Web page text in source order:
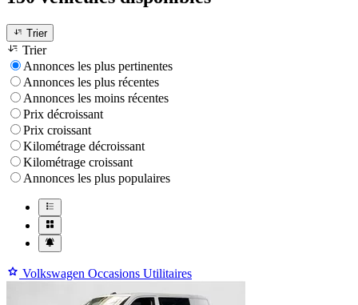
Trier
Trier
Annonces les plus pertinentes
Annonces les plus récentes
Annonces les moins récentes
Prix décroissant
Prix croissant
Kilométrage décroissant
Kilométrage croissant
Annonces les plus populaires
Volkswagen Occasions Utilitaires